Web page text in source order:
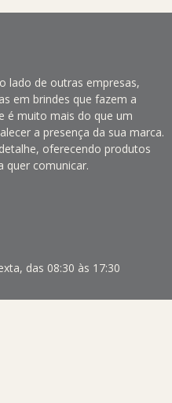
lado de outras empresas,
em brindes que fazem a
é muito mais do que um
a presença da sua marca.
oferecendo produtos
quer comunicar.
das 08:30 às 17:30